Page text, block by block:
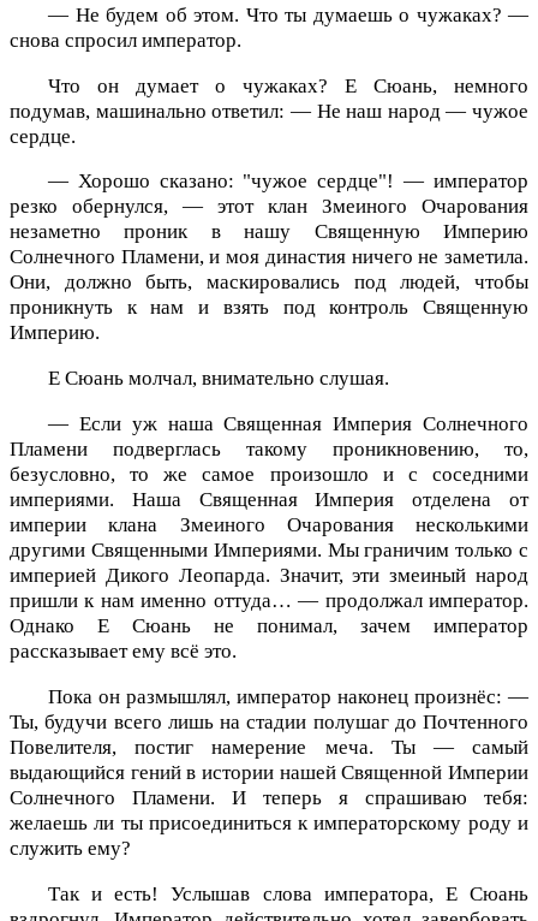
— Не будем об этом. Что ты думаешь о чужаках? —
снова спросил император.
Что он думает о чужаках? Е Сюань, немного
подумав, машинально ответил: — Не наш народ — чужое
сердце.
— Хорошо сказано: "чужое сердце"! — император
резко обернулся, — этот клан Змеиного Очарования
незаметно проник в нашу Священную Империю
Солнечного Пламени, и моя династия ничего не заметила.
Они, должно быть, маскировались под людей, чтобы
проникнуть к нам и взять под контроль Священную
Империю.
Е Сюань молчал, внимательно слушая.
— Если уж наша Священная Империя Солнечного
Пламени подверглась такому проникновению, то,
безусловно, то же самое произошло и с соседними
империями. Наша Священная Империя отделена от
империи клана Змеиного Очарования несколькими
другими Священными Империями. Мы граничим только с
империей Дикого Леопарда. Значит, эти змеиный народ
пришли к нам именно оттуда… — продолжал император.
Однако Е Сюань не понимал, зачем император
рассказывает ему всё это.
Пока он размышлял, император наконец произнёс: —
Ты, будучи всего лишь на стадии полушаг до Почтенного
Повелителя, постиг намерение меча. Ты — самый
выдающийся гений в истории нашей Священной Империи
Солнечного Пламени. И теперь я спрашиваю тебя:
желаешь ли ты присоединиться к императорскому роду и
служить ему?
Так и есть! Услышав слова императора, Е Сюань